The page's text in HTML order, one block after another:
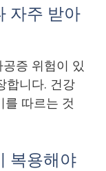
자주 받아
증 위험이 있
합니다. 건강
를 따르는 것
복용해야